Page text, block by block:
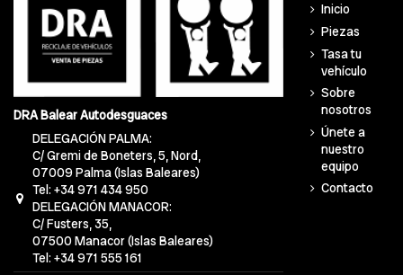
DRA Balear Autodesguaces
DELEGACIÓN PALMA:
C/ Gremi de Boneters, 5, Nord,
07009 Palma (Islas Baleares)
Tel: +34 971 434 950
DELEGACIÓN MANACOR:
C/ Fusters, 35,
07500 Manacor (Islas Baleares)
Tel: +34 971 555 161
Inicio
Piezas
Tasa tu
vehículo
Sobre
nosotros
Únete a
nuestro
equipo
Contacto